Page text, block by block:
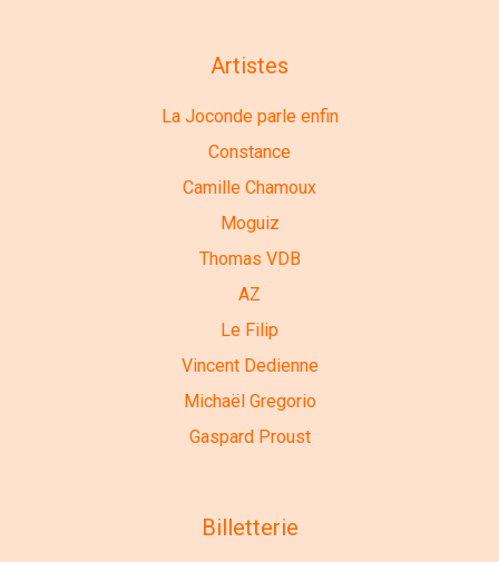
Artistes
La Joconde parle enfin
Constance
Camille Chamoux
Moguiz
Thomas VDB
AZ
Le Filip
Vincent Dedienne
Michaël Gregorio
Gaspard Proust
Billetterie